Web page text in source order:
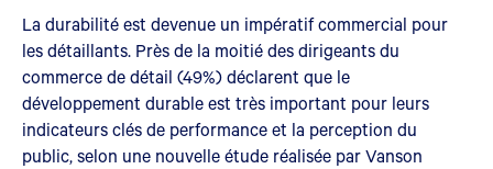
La durabilité est devenue un impératif commercial pour
les détaillants. Près de la moitié des dirigeants du
commerce de détail (49%) déclarent que le
développement durable est très important pour leurs
indicateurs clés de performance et la perception du
public, selon une nouvelle étude réalisée par Vanson